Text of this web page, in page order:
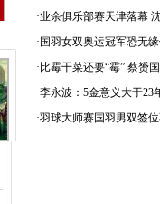
·业余俱乐部赛天津落幕
· 国羽女双奥运冠军恐无
· 比霉干菜还要“霉” 蔡赟
·李永波：5金意义大于23
·羽球大师赛国羽男双签